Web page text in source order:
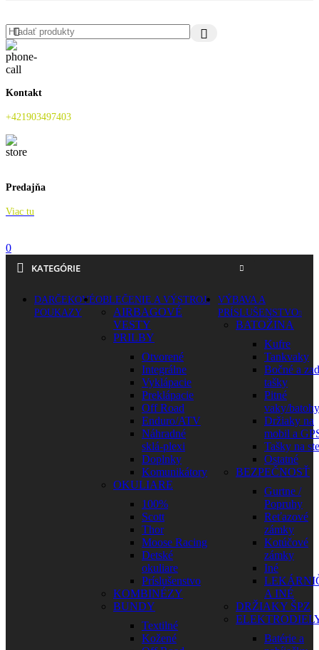
Kontakt
+421903497403
Predajňa
Viac tu
0
KATEGÓRIE
DARČEKOVÉ
POUKAZY
OBLEČENIE A VÝSTROJ
AIRBAGOVÉ
VESTY
PRILBY
Otvorené
Integrálne
Vyklápacie
Preklápacie
Off Road
Enduro/ATV
Náhradné
sklá-plexi
Doplnky
Komunikátory
OKULIARE
100%
Scott
Thor
Moose Racing
Detské
okuliare
Príslušenstvo
KOMBINÉZY
BUNDY
Textilné
Kožené
VÝBAVA A
PRÍSLUŠENSTVO
BATOŽINA
Kufre
Tankvaky
Bočné a
tašky
Pitné
vaky/batohy
Držiaky na
mobil a
Tašky na
Ostatné
BEZPEČNOSŤ
Gurtne /
Popruhy
Reťazové
zámky
Kotúčové
zámky
Iné
A INÉ
DRŽIAKY ŠPZ
Batérie a